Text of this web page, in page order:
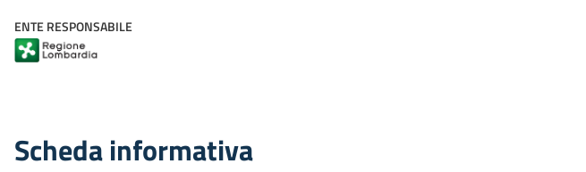
ENTE RESPONSABILE
Scheda informativa